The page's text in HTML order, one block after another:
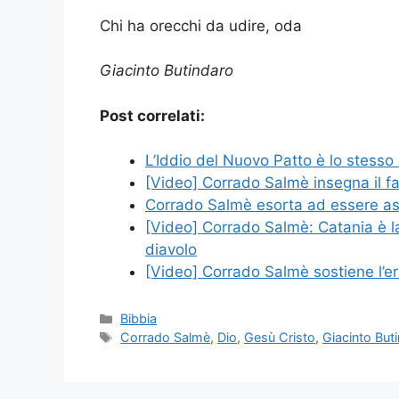
Chi ha orecchi da udire, oda
Giacinto Butindaro
Post correlati:
L’Iddio del Nuovo Patto è lo
[Video] Corrado Salmè insegna il
Corrado Salmè esorta ad essere
[Video] Corrado Salmè: Catania è
diavolo
[Video] Corrado Salmè sostiene
Categorie
Bibbia
Tag
Corrado Salmè, Dio, Gesù Cristo, Giacinto